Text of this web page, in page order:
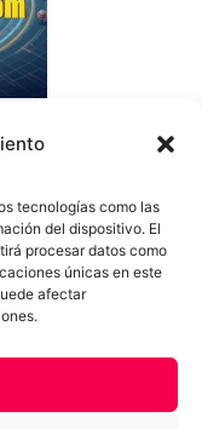
tecnologías como las
del dispositivo. El
procesar datos como
únicas en este
afectar
el Uso de IA